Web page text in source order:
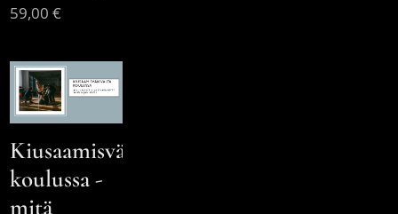
59,00 €
Kiusaamisväkivalta
koulussa -
mitä